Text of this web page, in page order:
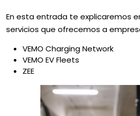
En esta entrada te explicaremos
servicios que ofrecemos a
VEMO Charging Network
VEMO EV Fleets
ZEE